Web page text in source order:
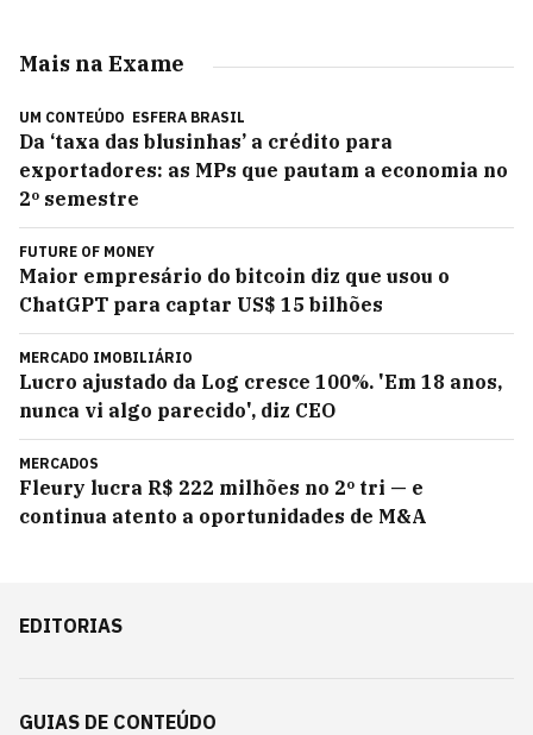
Mais na Exame
UM CONTEÚDO ESFERA BRASIL
Da ‘taxa das blusinhas’ a crédito para
exportadores: as MPs que pautam a economia no
2º semestre
FUTURE OF MONEY
Maior empresário do bitcoin diz que usou o
ChatGPT para captar US$ 15 bilhões
MERCADO IMOBILIÁRIO
Lucro ajustado da Log cresce 100%. 'Em 18 anos,
nunca vi algo parecido', diz CEO
MERCADOS
Fleury lucra R$ 222 milhões no 2º tri — e
continua atento a oportunidades de M&A
EDITORIAS
GUIAS DE CONTEÚDO